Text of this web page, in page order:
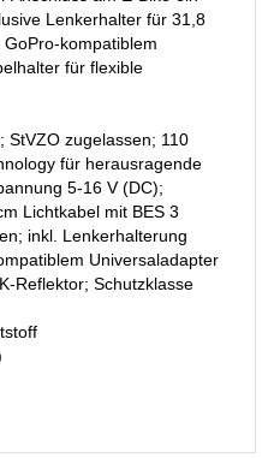
Lenkerhalter für 31,8
kompatiblem
für flexible
StVZO zugelassen; 110
für herausragende
5-16 V (DC);
Lichtkabel mit BES 3
inkl. Lenkerhalterung
Universaladapter
Reflektor; Schutzklasse